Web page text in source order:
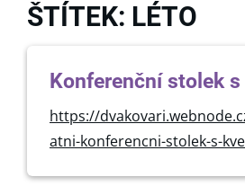
ŠTÍTEK: LÉTO
Konferenční stolek
https://
atni-konferencni-stolek-s-